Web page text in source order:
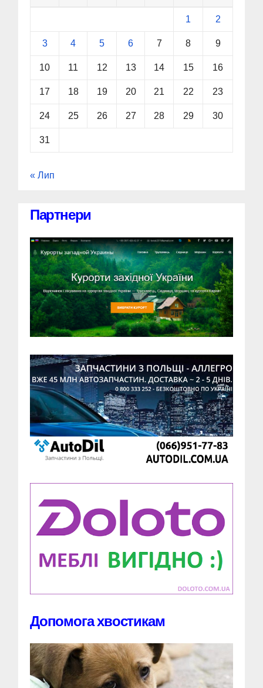
1 2
3 4 5 6 7 8 9
10 11 12 13 14 15 16
17 18 19 20 21 22 23
24 25 26 27 28 29 30
31
« Лип
Партнери
Допомога хвостикам